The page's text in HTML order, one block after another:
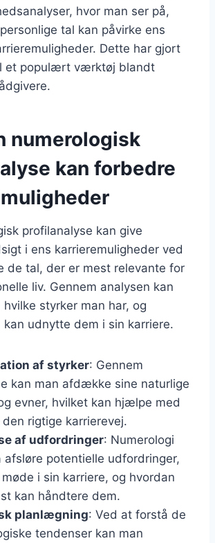
hvor man ser på,
tal kan påvirke ens
Dette har gjort
et populært værktøj blandt
numerologisk
kan forbedre
profilanalyse kan give
i ens karrieremuligheder ved
de tal, der er mest relevante for
liv. Gennem analysen kan
styrker man har, og
kan udnytte dem i sin karriere.
af styrker: Gennem
kan man afdække sine naturlige
evner, hvilket kan hjælpe med
rigtige karrierevej.
af udfordringer: Numerologi
afsløre potentielle udfordringer,
i sin karriere, og hvordan
kan håndtere dem.
planlægning: Ved at forstå de
tendenser kan man